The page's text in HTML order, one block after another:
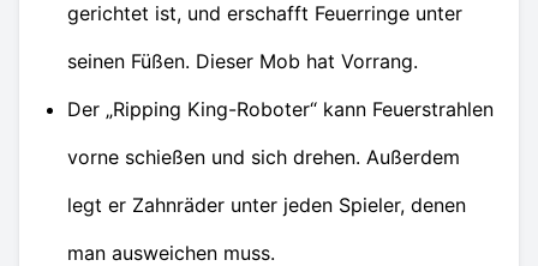
gerichtet ist, und erschafft Feuerringe unter
seinen Füßen. Dieser Mob hat Vorrang.
Der „Ripping King-Roboter“ kann Feuerstrahlen
vorne schießen und sich drehen. Außerdem
legt er Zahnräder unter jeden Spieler, denen
man ausweichen muss.